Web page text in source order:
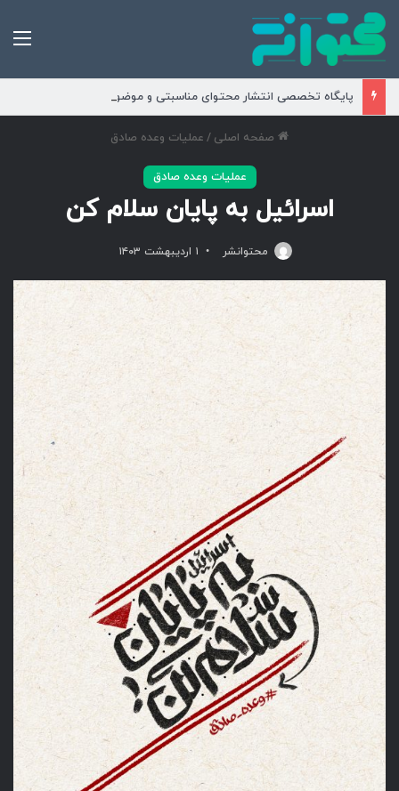
پایگاه تخصصی انتشار محتوای مناسبتی و موضوعی
صفحه اصلی / عملیات وعده صادق
عملیات وعده صادق
اسرائیل به پایان سلام کن
محتوانشر ۱ اردیبهشت ۱۴۰۳